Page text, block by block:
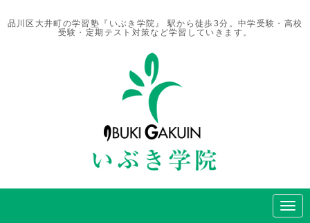
品川区大井町の学習塾『いぶき学院』 駅から徒歩3分。中学受験・高校
受験・定期テスト対策など学習していきます。
N
a